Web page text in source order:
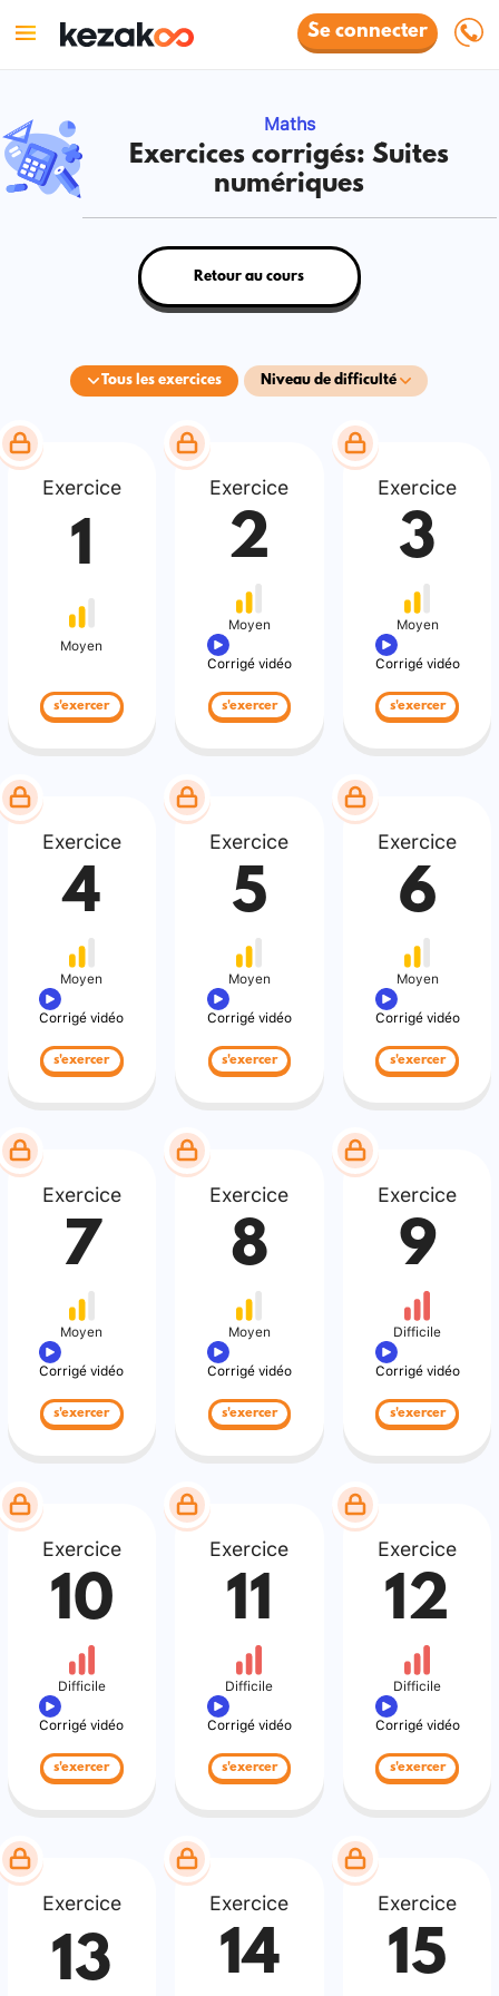
Se connecter
Maths
Exercices corrigés: Suites
numériques
Tous les exercices Niveau de difficulté
Retour au cours
Exercice
1
Moyen
s'exercer
Exercice
2
Moyen
Corrigé vidéo
s'exercer
Exercice
3
Moyen
Corrigé vidéo
s'exercer
Exercice
4
Moyen
Corrigé vidéo
s'exercer
Exercice
5
Moyen
Corrigé vidéo
s'exercer
Exercice
6
Moyen
Corrigé vidéo
s'exercer
Exercice
7
Moyen
Corrigé vidéo
s'exercer
Exercice
8
Moyen
Corrigé vidéo
s'exercer
Exercice
9
Difficile
Corrigé vidéo
s'exercer
Exercice
10
Difficile
Corrigé vidéo
s'exercer
Exercice
11
Difficile
Corrigé vidéo
s'exercer
Exercice
12
Difficile
Corrigé vidéo
s'exercer
Exercice
13
Exercice
14
Exercice
15